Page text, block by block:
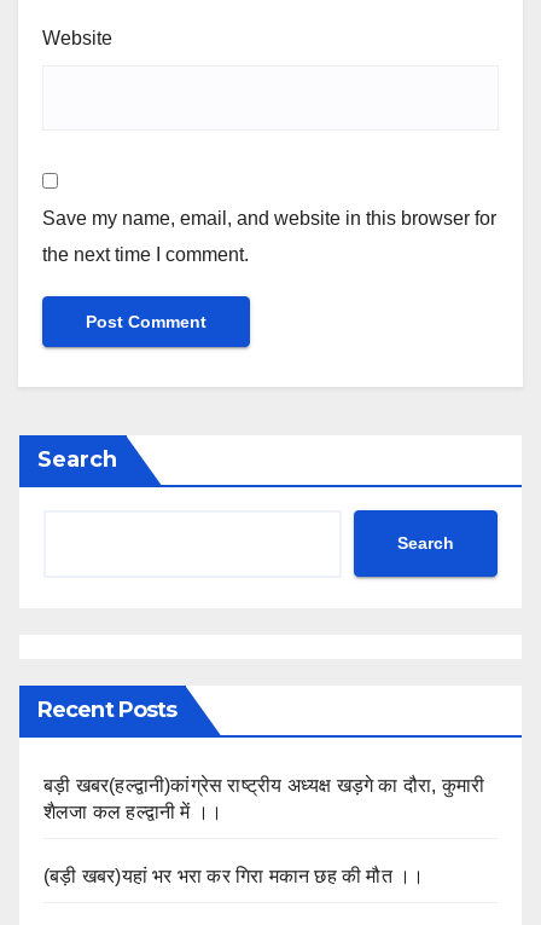
Website
Save my name, email, and website in this browser for
the next time I comment.
Search
Search
Recent Posts
बड़ी खबर(हल्द्वानी)कांग्रेस राष्ट्रीय अध्यक्ष खड़गे का दौरा, कुमारी
शैलजा कल हल्द्वानी में ।।
(बड़ी खबर)यहां भर भरा कर गिरा मकान छह की मौत ।।